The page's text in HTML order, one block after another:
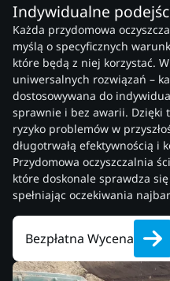
Indywidualne
Każda przydomowa
myślą o specyficznych
które będą z niej korzystać.
uniwersalnych rozwiązań –
dostosowywana do
sprawnie i bez awarii. Dzięki
ryzyko problemów w
długotrwałą efektywnością i
Przydomowa oczyszczalnia
które doskonale sprawdza
spełniając oczekiwania
Bezpłatna Wycena